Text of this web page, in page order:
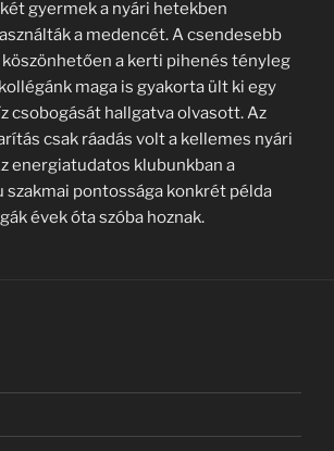
gyermek a nyári hetekben
a medencét. A csendesebb
a kerti pihenés tényleg
maga is gyakorta ült ki egy
csobogását hallgatva olvasott. Az
csak ráadás volt a kellemes nyári
energiatudatos klubunkban a
szakmai pontossága konkrét példa
évek óta szóba hoznak.